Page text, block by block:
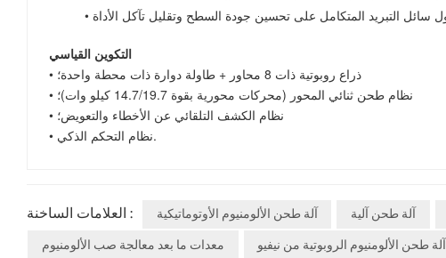
التكوين القياسي
• ذراع روبوتية ذات 8 محاور + طاولة دوارة ذات محطة واحدة؛
• نظام طحن ثنائي المحور (محركات محورية بقوة 14.7/19.7 كيلو وات)؛
• نظام الكشف التلقائي عن الأخطاء والتعويض؛
• نظام التحكم الذكي.
العلامات الساخنة : آلة طحن الألومنيوم الأوتوماتيكية آلة طحن آلية
معدات ما بعد معالجة صب الألومنيوم آلة طحن الألومنيوم الروبوتية من نيفيو